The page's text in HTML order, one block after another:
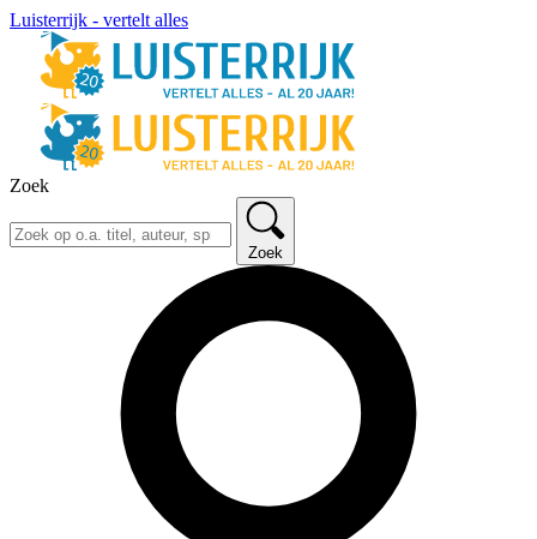
Luisterrijk - vertelt alles
Zoek
Zoek